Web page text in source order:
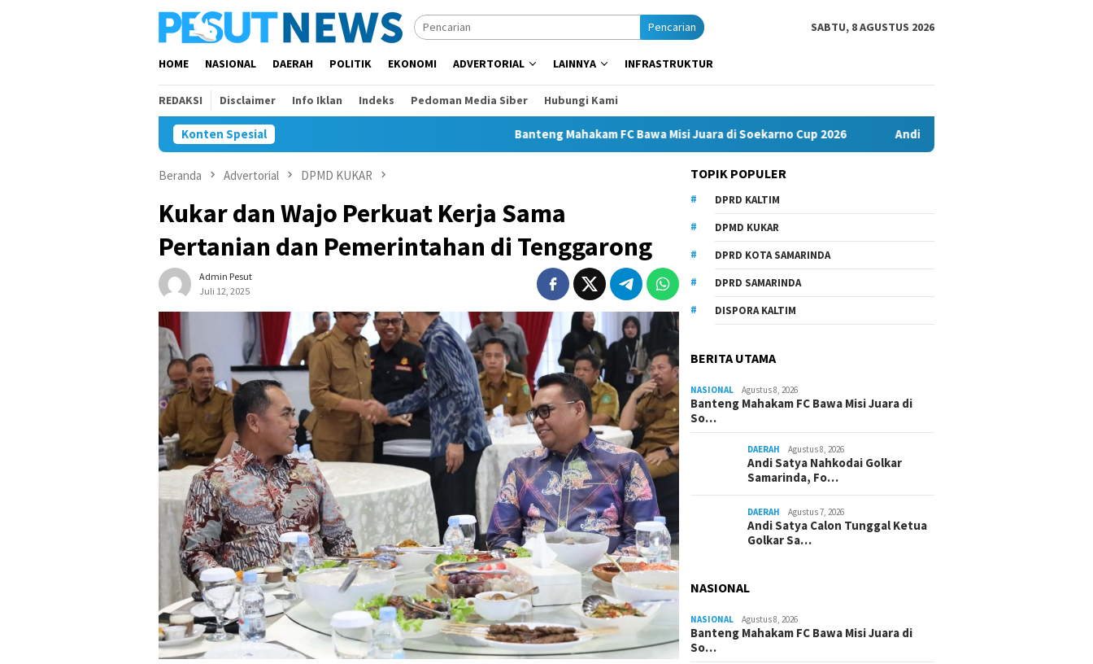
Pencarian SABTU, 8 AGUSTUS 2026
HOME NASIONAL DAERAH POLITIK EKONOMI ADVERTORIAL LAINNYA INFRASTRUKTUR
REDAKSI Disclaimer Info Iklan Indeks Pedoman Media Siber Hubungi Kami
Konten Spesial Banteng Mahakam FC Bawa Misi Juara di Soekarno Cup 2026 Andi Satya Nahkodai Golkar Samarinda, Fokus
Beranda Advertorial DPMD KUKAR
Kukar dan Wajo Perkuat Kerja Sama
Pertanian dan Pemerintahan di Tenggarong
Admin Pesut
Juli 12, 2025
TOPIK POPULER
DPRD KALTIM
DPMD KUKAR
DPRD KOTA SAMARINDA
DPRD SAMARINDA
DISPORA KALTIM
BERITA UTAMA
NASIONAL Agustus 8, 2026
Banteng Mahakam FC Bawa Misi Juara di
So…
DAERAH Agustus 8, 2026
Andi Satya Nahkodai Golkar
Samarinda, Fo…
DAERAH Agustus 7, 2026
Andi Satya Calon Tunggal Ketua
Golkar Sa…
NASIONAL
NASIONAL Agustus 8, 2026
Banteng Mahakam FC Bawa Misi Juara di
So…